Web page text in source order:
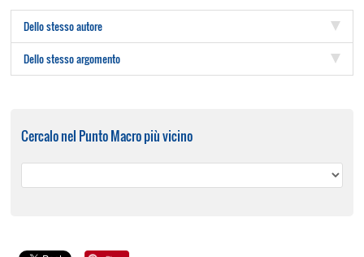
Dello stesso autore
Dello stesso argomento
Cercalo nel Punto Macro più vicino